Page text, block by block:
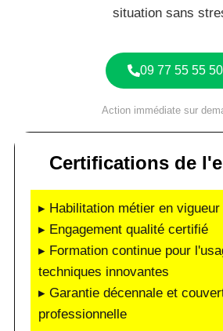
situation sans
09 77 55 55 50
Action immédiate sur
Certifications de
▸ Habilitation métier en vigueur
▸ Engagement qualité certifié
▸ Formation continue pour
techniques innovantes
▸ Garantie décennale et
professionnelle